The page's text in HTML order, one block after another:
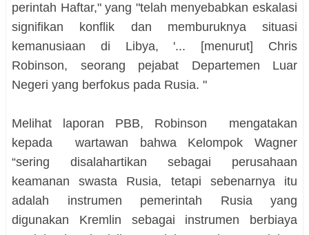
perintah Haftar," yang "telah menyebabkan eskalasi
signifikan konflik dan memburuknya situasi
kemanusiaan di Libya, '... [menurut] Chris
Robinson, seorang pejabat Departemen Luar
Negeri yang berfokus pada Rusia. "
Melihat laporan PBB, Robinson mengatakan
kepada wartawan bahwa Kelompok Wagner
“sering disalahartikan sebagai perusahaan
keamanan swasta Rusia, tetapi sebenarnya itu
adalah instrumen pemerintah Rusia yang
digunakan Kremlin sebagai instrumen berbiaya